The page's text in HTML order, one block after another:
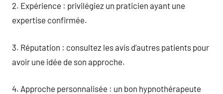
2. Expérience : privilégiez un praticien ayant une
expertise confirmée.
3. Réputation : consultez les avis d’autres patients pour
avoir une idée de son approche.
4. Approche personnalisée : un bon hypnothérapeute